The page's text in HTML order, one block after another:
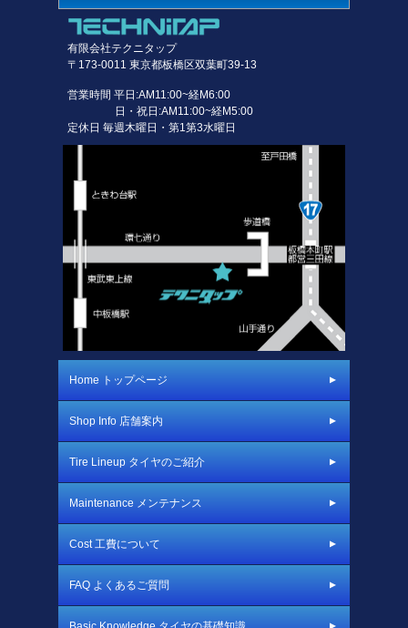
有限会社テクニタップ
〒173-0011 東京都板橋区双葉町39-13
営業時間 平日:AM11:00~経M6:00
日・祝日:AM11:00~経M5:00
定休日 毎週木曜日・第1第3水曜日
Home トップページ
Shop Info 店舗案内
Tire Lineup タイヤのご紹介
Maintenance メンテナンス
Cost 工費について
FAQ よくあるご質問